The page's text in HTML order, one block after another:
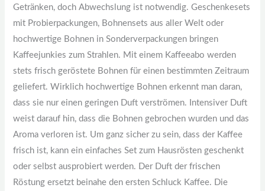
Getränken, doch Abwechslung ist notwendig. Geschenkesets
mit Probierpackungen, Bohnensets aus aller Welt oder
hochwertige Bohnen in Sonderverpackungen bringen
Kaffeejunkies zum Strahlen. Mit einem Kaffeeabo werden
stets frisch geröstete Bohnen für einen bestimmten Zeitraum
geliefert. Wirklich hochwertige Bohnen erkennt man daran,
dass sie nur einen geringen Duft verströmen. Intensiver Duft
weist darauf hin, dass die Bohnen gebrochen wurden und das
Aroma verloren ist. Um ganz sicher zu sein, dass der Kaffee
frisch ist, kann ein einfaches Set zum Hausrösten geschenkt
oder selbst ausprobiert werden. Der Duft der frischen
Röstung ersetzt beinahe den ersten Schluck Kaffee. Die